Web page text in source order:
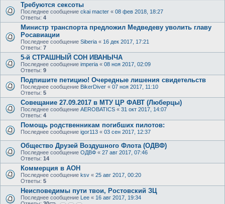
Требуются сексоты
Последнее сообщение ckai macter « 08 фев 2018, 18:27
Ответы: 4
Министр транспорта предложил Медведеву уволить главу
Росавиации
Последнее сообщение Siberia « 16 дек 2017, 17:21
Ответы: 7
5-й СТРАШНЫЙ СОН ИВАНЫЧА
Последнее сообщение imperia « 08 ноя 2017, 02:09
Ответы: 9
Подпишите петицию! Очередные лишения свидетельств
Последнее сообщение BikerDiver « 07 ноя 2017, 11:10
Ответы: 5
Совещание 27.09.2017 в МТУ ЦР ФАВТ (Люберцы)
Последнее сообщение AEROBATICS « 31 окт 2017, 14:07
Ответы: 4
Помощь родственникам погибших пилотов:
Последнее сообщение igor113 « 03 сен 2017, 12:37
Общество Друзей Воздушного Флота (ОДВФ)
Последнее сообщение ОДВФ « 27 авг 2017, 07:46
Ответы: 14
Коммерция в АОН
Последнее сообщение ksv « 25 авг 2017, 00:20
Ответы: 5
Неисповедимы пути твои, Ростовский ЗЦ
Последнее сообщение Lee « 16 авг 2017, 19:34